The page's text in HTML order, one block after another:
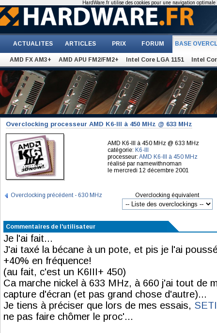
ACTUALITES ARTICLES PRIX FORUM BASE
AMD FX AM3+ AMD APU FM2/FM2+ Intel Core LGA 1151 Intel
Overclocking processeur AMD K6-III à 450 MHz @ 633 MHz
AMD K6-III à 450 MHz @ 633 MHz
catégorie: K6-III
processeur: AMD K6-III à 450 MHz
réalisé par namewithnoman
le mercredi 12 décembre 2001
Overclocking précédent - 630 MHz Overclocking équivalent
Commentaires de l'utilisateur
Je l'ai fait...
J'ai taxé la bécane à un pote, et pis je l'ai
+40% en fréquence!
(au fait, c'est un K6III+ 450)
Ca marche nickel à 633 MHz, à 660 j'ai tout de
capture d'écran (et pas grand chose d'autre)...
Je tiens à préciser que lors de mes essais,
ne pas faire chômer le proc'...
HardWare.fr utilise des cookies pour une navigation